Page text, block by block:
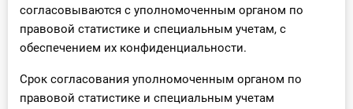
согласовываются с уполномоченным органом по
правовой статистике и специальным учетам, c
обеспечением их конфиденциальности.
Срок согласования уполномоченным органом по
правовой статистике и специальным учетам